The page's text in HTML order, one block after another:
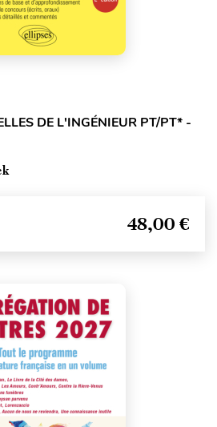
DE L'INGÉNIEUR PT/PT* -
48,00 €